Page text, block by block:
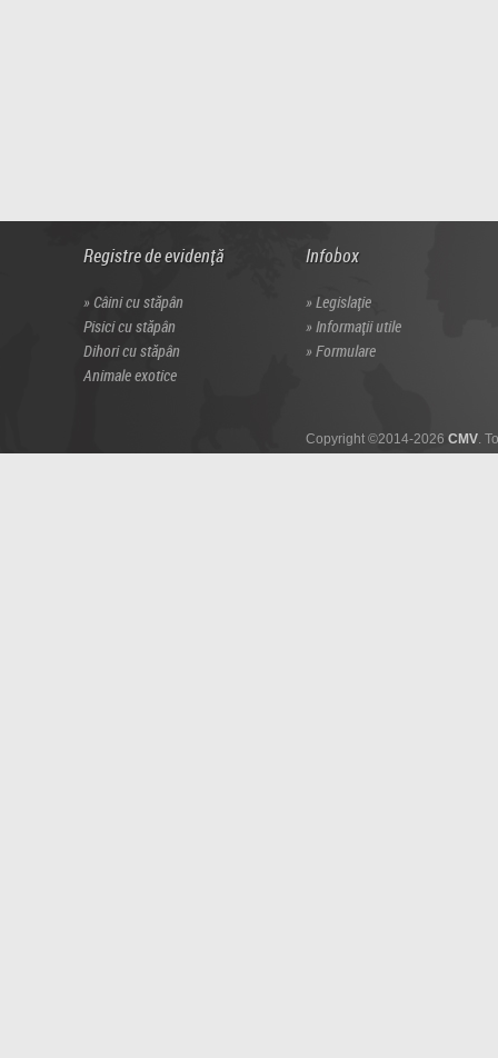
Registre de evidență
Câini cu stăpân
Pisici cu stăpân
Dihori cu stăpân
Animale exotice
Infobox
Legislație
Informații utile
Formulare
Copyright ©2014-2026 CMV.